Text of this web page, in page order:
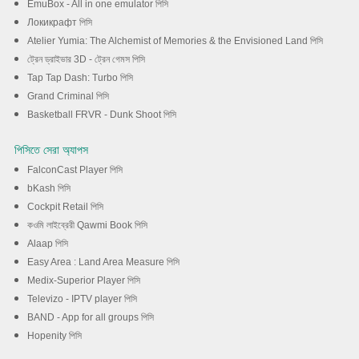
EmuBox - All in one emulator পিসি
Локикрафт পিসি
Atelier Yumia: The Alchemist of Memories & the Envisioned Land পিসি
ট্রেন ড্রাইভার 3D - ট্রেন গেমস পিসি
Tap Tap Dash: Turbo পিসি
Grand Criminal পিসি
Basketball FRVR - Dunk Shoot পিসি
পিসিতে সেরা অ্যাপস
FalconCast Player পিসি
bKash পিসি
Cockpit Retail পিসি
কওমি লাইব্রেরী Qawmi Book পিসি
Alaap পিসি
Easy Area : Land Area Measure পিসি
Medix-Superior Player পিসি
Televizo - IPTV player পিসি
BAND - App for all groups পিসি
Hopenity পিসি